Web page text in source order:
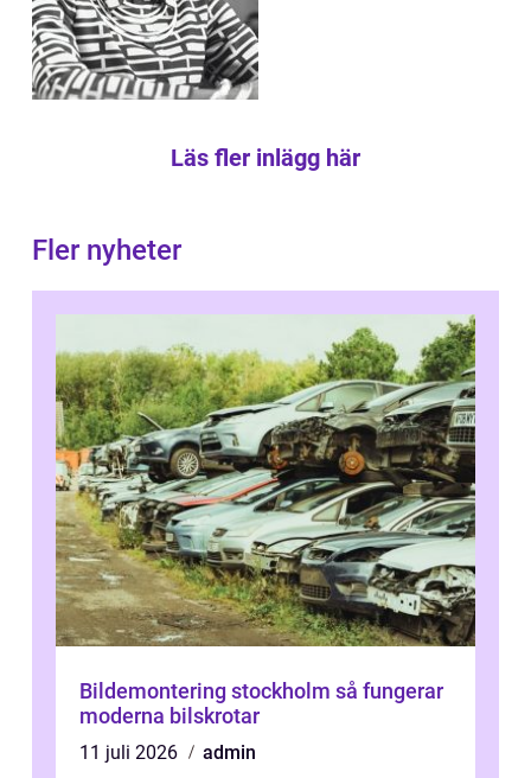
Läs fler inlägg här
Fler nyheter
Bildemontering stockholm så fungerar
moderna bilskrotar
11 juli 2026
admin